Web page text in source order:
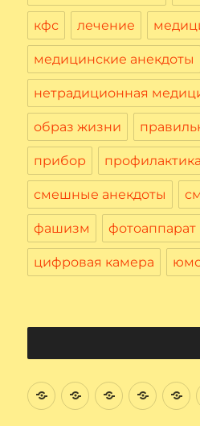
кфс лечение
медицинские анекдоты
нетрадиционная
образ жизни
прибор профилактика
смешные анекдоты
фашизм фотоаппарат
цифровая камера
ВведениеЦифровая
Вычислительная
Файловая
система